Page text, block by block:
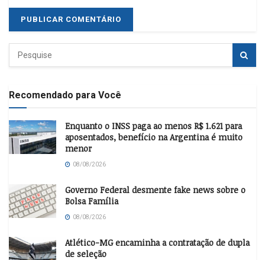
Recomendado para Você
Enquanto o INSS paga ao menos R$ 1.621 para
aposentados, benefício na Argentina é muito
menor
08/08/2026
Governo Federal desmente fake news sobre o
Bolsa Família
08/08/2026
Atlético-MG encaminha a contratação de dupla
de seleção